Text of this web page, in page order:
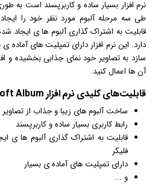
نرم افزار بسیار ساده و کاربرپسند است به
طی سه مرحله آلبوم مورد نظر خود را ایجاد
قابلیت به اشتراک گذاری آلبوم ها ی ایجاد
دارد. این نرم افزار دارای تمپلیت های
سازد به تصاویر خود نمای جذابی بخشیده و
آن ها اعمال کنید.
قابلیت‌های کلیدی نرم افزار
ساخت آلبوم های زیبا و جذاب از
رابط کاربری بسیار ساده و کاربرپسند
قابلیت به اشتراک گذاری آلبوم ها ی
فلیکر
دارای تمپلیت های آماده ی بسیار
و ...